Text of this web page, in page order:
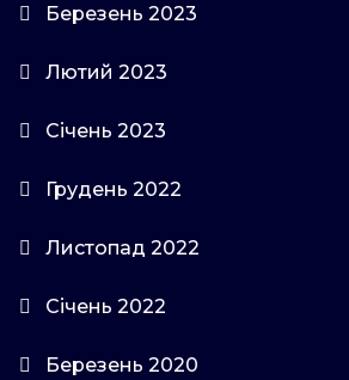
Березень 2023
Лютий 2023
Січень 2023
Грудень 2022
Листопад 2022
Січень 2022
Березень 2020